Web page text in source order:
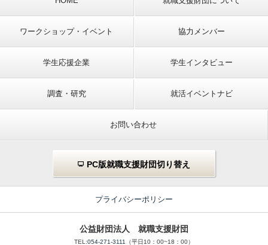
ワークショップ・イベント 協力メンバー
学生応援企業 学生インタビュー
調査・研究 就活イベントナビ
お問い合わせ
PC版就職支援財団切り替え
プライバシーポリシー
公益財団法人 就職支援財団
TEL:054-271-3111 （平日10：00~18：00）